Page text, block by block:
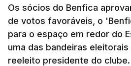
Os sócios do Benfica
de votos favoráveis, o
para o espaço em redor do
uma das bandeiras eleitorais
reeleito presidente do clube.